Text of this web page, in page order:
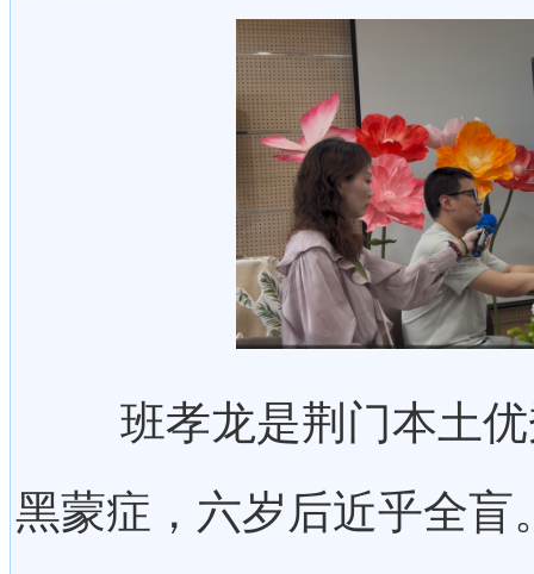
班孝龙是荆门本土优
黑蒙症，六岁后近乎全